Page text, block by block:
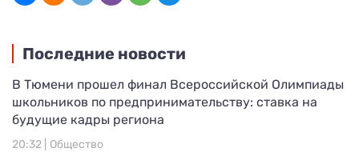
Последние новости
В Тюмени прошел финал Всероссийской Олимпиады
школьников по предпринимательству: ставка на
будущие кадры региона
20:32 | Общество